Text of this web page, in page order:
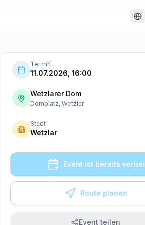
Termin
11.07.2026, 16:00
Wetzlarer Dom
Domplatz, Wetzlar
Stadt
Wetzlar
Event ist bereits vorbei
Route planen
Event teilen